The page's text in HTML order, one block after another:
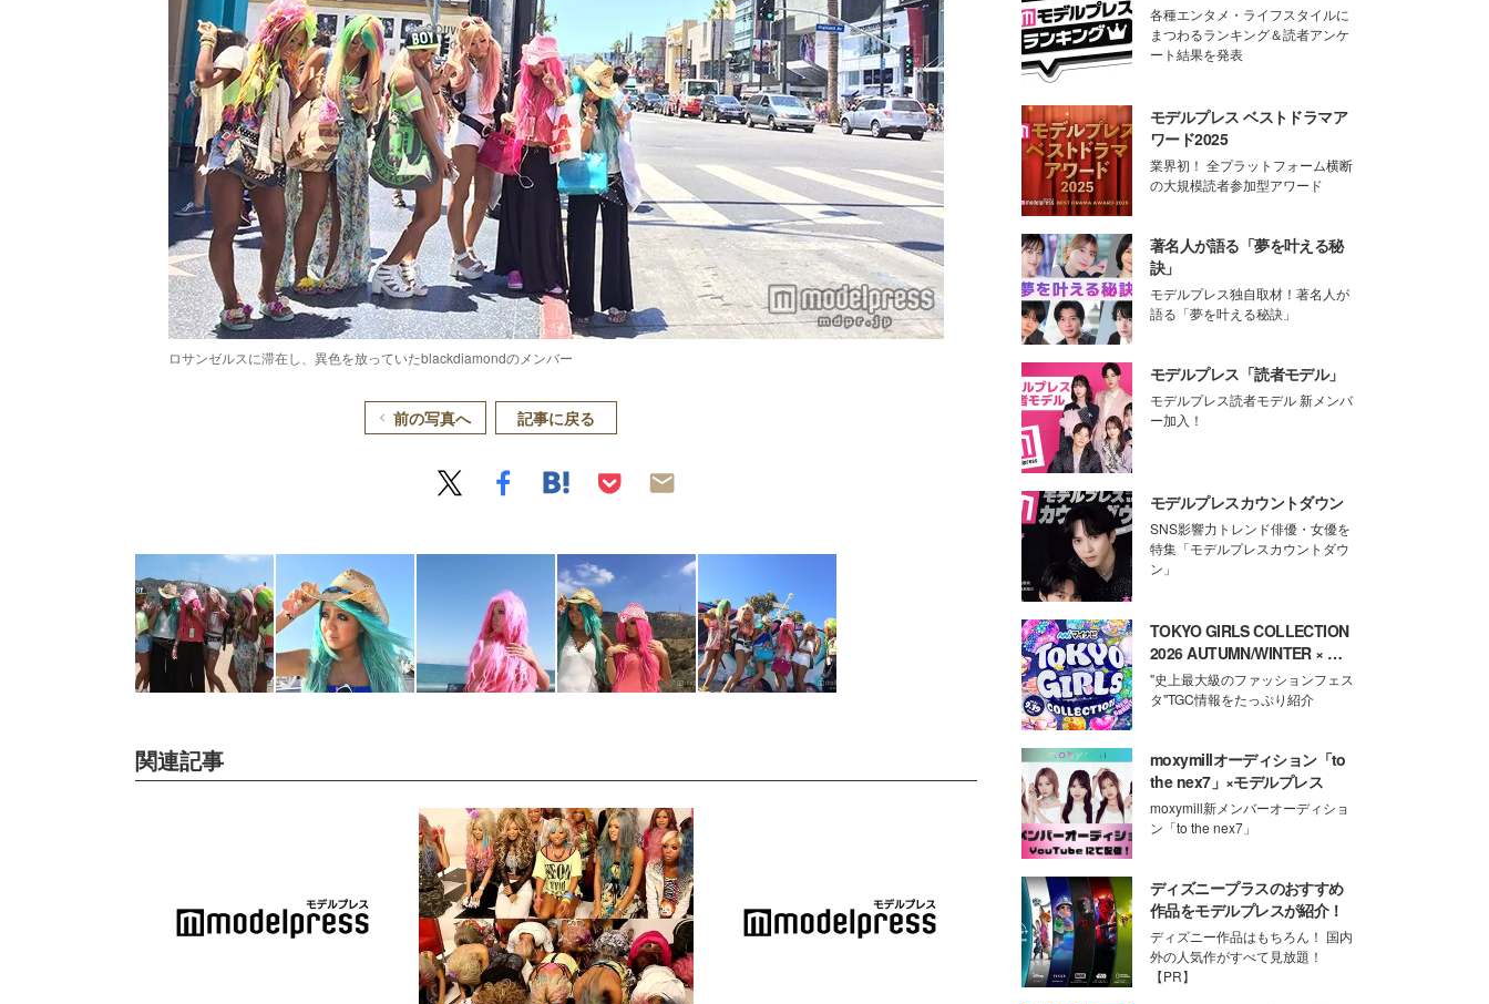
ロサンゼルスに滞在し、異色を放っていたblackdiamondのメンバー
前の写真へ 記事に戻る
関連記事
各種エンタメ・ライフスタイルに
まつわるランキング＆読者アンケ
ート結果を発表
モデルプレス ベストドラマア
ワード2025
業界初！ 全プラットフォーム横断
の大規模読者参加型アワード
著名人が語る「夢を叶える秘
訣」
モデルプレス独自取材！著名人が
語る「夢を叶える秘訣」
モデルプレス「読者モデル」
モデルプレス読者モデル 新メンバ
ー加入！
モデルプレスカウントダウン
SNS影響力トレンド俳優・女優を
特集「モデルプレスカウントダウ
ン」
TOKYO GIRLS COLLECTION
2026 AUTUMN/WINTER × モ
デルプレス
"史上最大級のファッションフェス
タ"TGC情報をたっぷり紹介
moxymillオーディション「to
the nex7」×モデルプレス
moxymill新メンバーオーディショ
ン「to the nex7」
ディズニープラスのおすすめ
作品をモデルプレスが紹介！
ディズニー作品はもちろん！ 国内
外の人気作がすべて見放題！
【PR】